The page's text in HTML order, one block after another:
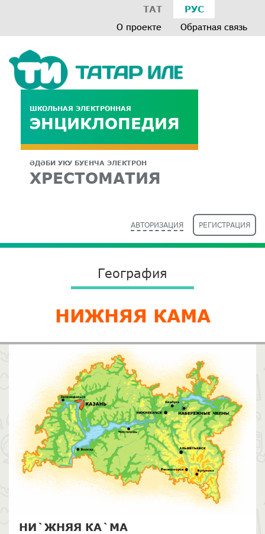
ТАТ РУС
О проекте Обратная связь
ШКОЛЬНАЯ ЭЛЕКТРОННАЯ
ЭНЦИКЛОПЕДИЯ
ӘДӘБИ УКУ БУЕНЧА ЭЛЕКТРОН
ХРЕСТОМАТИЯ
АВТОРИЗАЦИЯ РЕГИСТРАЦИЯ
География
НИЖНЯЯ КАМА
НИ`ЖНЯЯ КА`МА